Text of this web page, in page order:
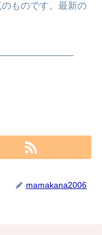
ものです。最新の
mamakana2006